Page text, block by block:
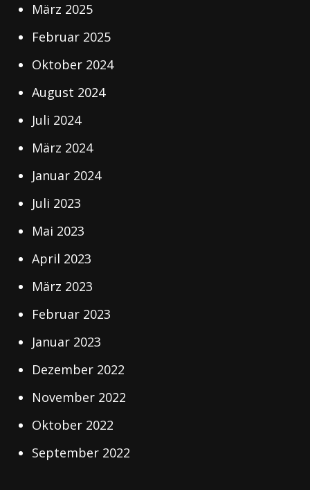
März 2025
Februar 2025
Oktober 2024
August 2024
Juli 2024
März 2024
Januar 2024
Juli 2023
Mai 2023
April 2023
März 2023
Februar 2023
Januar 2023
Dezember 2022
November 2022
Oktober 2022
September 2022